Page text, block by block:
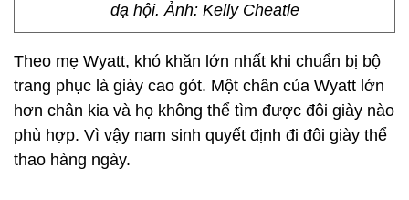
dạ hội. Ảnh: Kelly Cheatle
Theo mẹ Wyatt, khó khăn lớn nhất khi chuẩn bị bộ
trang phục là giày cao gót. Một chân của Wyatt lớn
hơn chân kia và họ không thể tìm được đôi giày nào
phù hợp. Vì vậy nam sinh quyết định đi đôi giày thể
thao hàng ngày.